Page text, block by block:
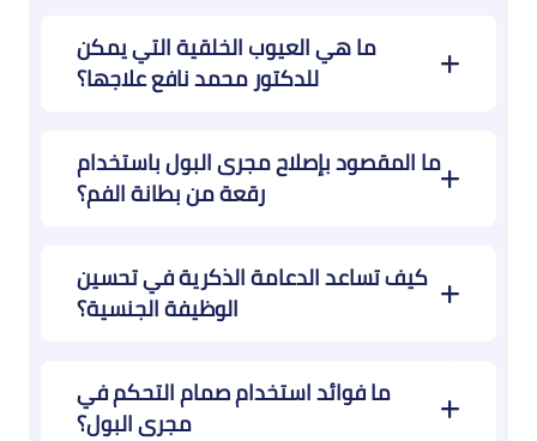
ما هي العيوب الخلقية التي يمكن
للدكتور محمد نافع علاجها؟
ما المقصود بإصلاح مجرى البول باستخدام
رقعة من بطانة الفم؟
كيف تساعد الدعامة الذكرية في تحسين
الوظيفة الجنسية؟
ما فوائد استخدام صمام التحكم في
مجرى البول؟